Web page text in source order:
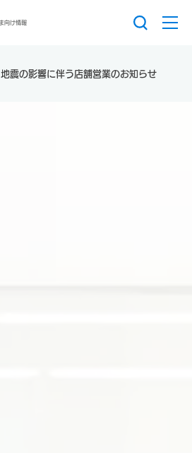
向け情報
震の影響に伴う店舗営業のお知らせ